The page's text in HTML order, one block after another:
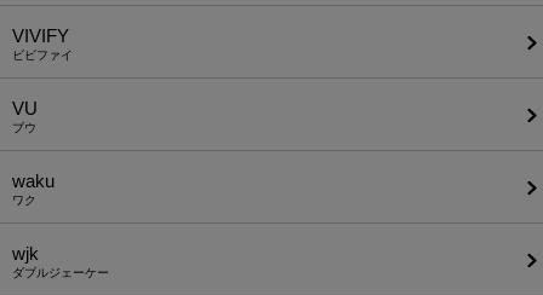
VIVIFY
ビビファイ
VU
ブウ
waku
ワク
wjk
ダブルジェーケー